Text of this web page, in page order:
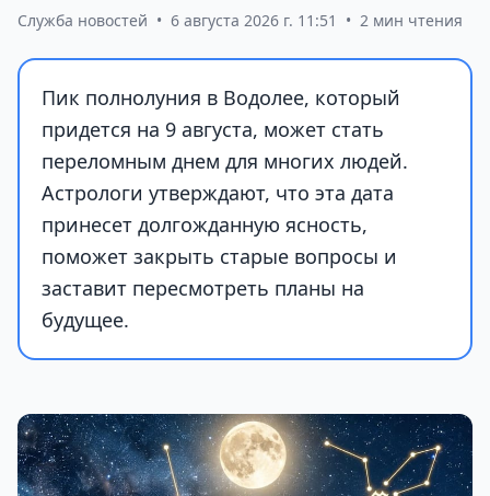
Служба новостей • 6 августа 2026 г. 11:51 • 2 мин чтения
Пик полнолуния в Водолее, который
придется на 9 августа, может стать
переломным днем для многих людей.
Астрологи утверждают, что эта дата
принесет долгожданную ясность,
поможет закрыть старые вопросы и
заставит пересмотреть планы на
будущее.